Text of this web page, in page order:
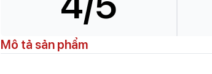
Mô tả sản phẩm